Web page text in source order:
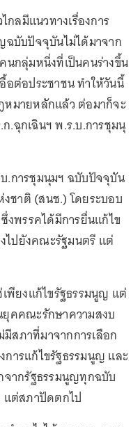
กลมีแนวทางเรื่องการ
ฉบับปัจจุบันไม่ได้มาจาก
นกลุ่มหนึ่งที่เป็นคนร่างขึ้น
อต่อประชาชน ทำให้วันนี้
มายหลักแล้ว ต่อมาก็จะ
.ฉุกเฉินฯ พ.ร.บ.การชุมนุ
.การชุมนุมฯ ฉบับปัจจุบัน
าติ (สนช.) โดยระบอบ
งพรรคได้มีการยื่นแก้ไข
ไปยังคณะรัฐมนตรี แต่
พียงแก้ไขรัฐธรรมนูญ แต่
คคณะรักษาความสงบ
สภาที่มาจากการเลือก
ารแก้ไขรัฐธรรมนูญ และ
จากรัฐธรรมนูญทุกฉบับ
แต่สภาปัดตกไป